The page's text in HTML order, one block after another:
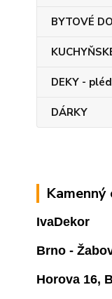
BYTOVÉ
DEKY -
DÁRKY
Kamenný
IvaDekor
Brno -
Horova 16,